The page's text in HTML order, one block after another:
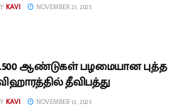
KAVI NOVEMBER 27, 2025
ஆண்டுகள் பழமையான புத்த
தீவிபத்து
KAVI NOVEMBER 13, 2025